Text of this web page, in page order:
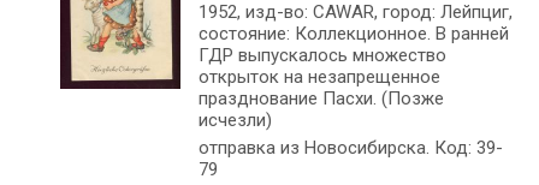
1952, изд-во: CAWAR, город: Лейпциг,
состояние: Коллекционное. В ранней
ГДР выпускалось множество
открыток на незапрещенное
празднование Пасхи. (Позже
исчезли)
отправка из Новосибирска. Код: 39-
79